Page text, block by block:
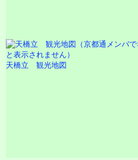
天橋立 観光地図